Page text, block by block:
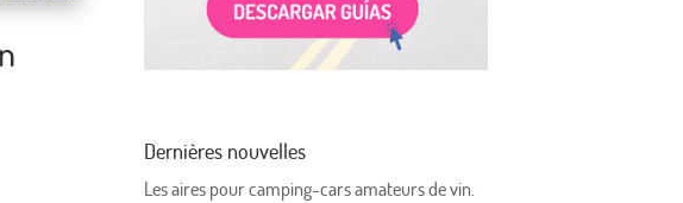
Dernières nouvelles
Les aires pour camping-cars amateurs de vin.